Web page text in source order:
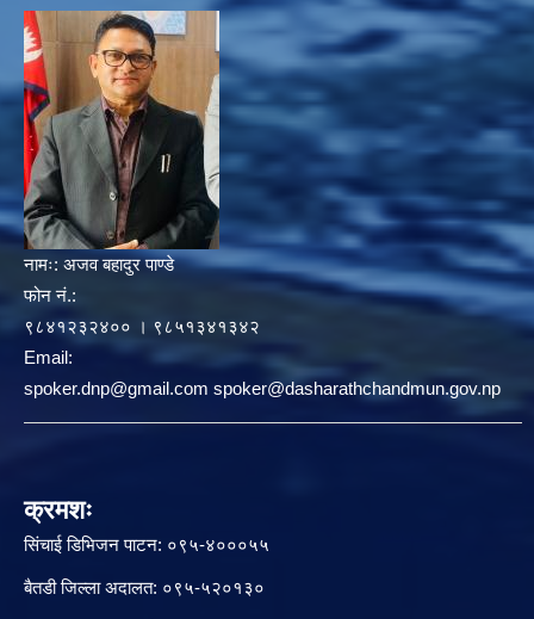
नामः: अजव बहादुर पाण्डे
फोन नं.:
९८४१२३२४०० । ९८५१३४१३४२
Email:
spoker.dnp@gmail.com spoker@dasharathchandmun.gov.np
क्रमशः
सिंचाई डिभिजन पाटन: ०९५-४०००५५
बैतडी जिल्ला अदालत: ०९५-५२०१३०